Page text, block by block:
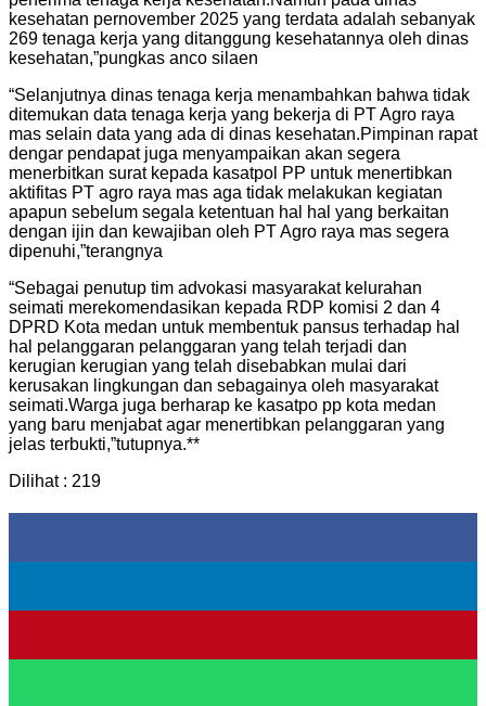
kesehatan pernovember 2025 yang terdata adalah sebanyak
269 tenaga kerja yang ditanggung kesehatannya oleh dinas
kesehatan,”pungkas anco silaen
“Selanjutnya dinas tenaga kerja menambahkan bahwa tidak
ditemukan data tenaga kerja yang bekerja di PT Agro raya
mas selain data yang ada di dinas kesehatan.Pimpinan rapat
dengar pendapat juga menyampaikan akan segera
menerbitkan surat kepada kasatpol PP untuk menertibkan
aktifitas PT agro raya mas aga tidak melakukan kegiatan
apapun sebelum segala ketentuan hal hal yang berkaitan
dengan ijin dan kewajiban oleh PT Agro raya mas segera
dipenuhi,”terangnya
“Sebagai penutup tim advokasi masyarakat kelurahan
seimati merekomendasikan kepada RDP komisi 2 dan 4
DPRD Kota medan untuk membentuk pansus terhadap hal
hal pelanggaran pelanggaran yang telah terjadi dan
kerugian kerugian yang telah disebabkan mulai dari
kerusakan lingkungan dan sebagainya oleh masyarakat
seimati.Warga juga berharap ke kasatpo pp kota medan
yang baru menjabat agar menertibkan pelanggaran yang
jelas terbukti,”tutupnya.**
Dilihat : 219